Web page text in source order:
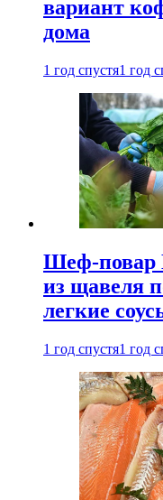
вариант
дома
1 год спустя1 год
Шеф-повар
из щавеля
легкие
1 год спустя1 год